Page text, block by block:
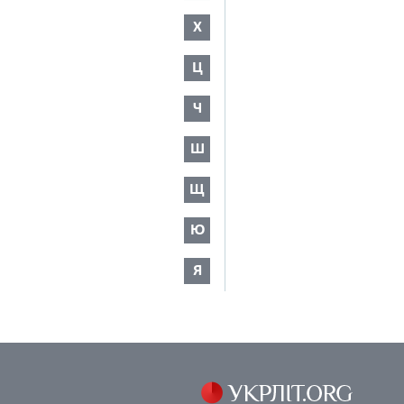
Х
Ц
Ч
Ш
Щ
Ю
Я